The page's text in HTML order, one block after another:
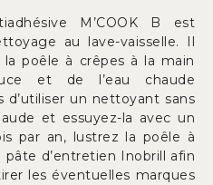
M’COOK B est
au lave-vaisselle. Il
poêle à crêpes à la main
et de l’eau chaude
d’utiliser un nettoyant sans
et essuyez-la avec un
par an, lustrez la poêle à
d’entretien Inobrill afin
les éventuelles marques